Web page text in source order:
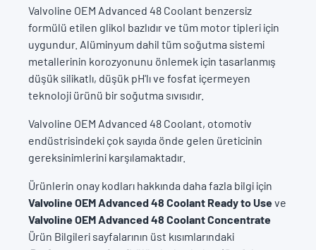
Valvoline OEM Advanced 48 Coolant benzersiz
formülü etilen glikol bazlıdır ve tüm motor tipleri için
uygundur. Alüminyum dahil tüm soğutma sistemi
metallerinin korozyonunu önlemek için tasarlanmış
düşük silikatlı, düşük pH'lı ve fosfat içermeyen
teknoloji ürünü bir soğutma sıvısıdır.
Valvoline OEM Advanced 48 Coolant, otomotiv
endüstrisindeki çok sayıda önde gelen üreticinin
gereksinimlerini karşılamaktadır.
Ürünlerin onay kodları hakkında daha fazla bilgi için
ValvolineOEM Advanced 48 Coolant Ready to Useve
ValvolineOEM Advanced 48 Coolant Concentrate
Ürün Bilgileri sayfalarının üst kısımlarındaki